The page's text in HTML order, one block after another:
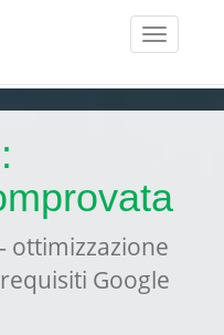
Toggle
ottimizzazione
Google